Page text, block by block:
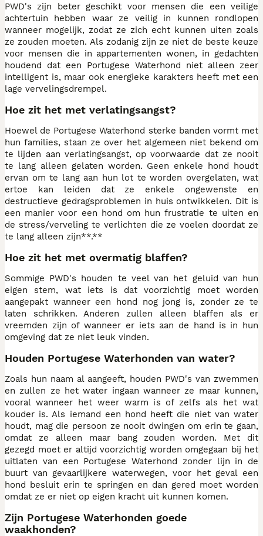
PWD's zijn beter geschikt voor mensen die een veilige
achtertuin hebben waar ze veilig in kunnen rondlopen
wanneer mogelijk, zodat ze zich echt kunnen uiten zoals
ze zouden moeten. Als zodanig zijn ze niet de beste keuze
voor mensen die in appartementen wonen, in gedachten
houdend dat een Portugese Waterhond niet alleen zeer
intelligent is, maar ook energieke karakters heeft met een
lage vervelingsdrempel.
Hoe zit het met verlatingsangst?
Hoewel de Portugese Waterhond sterke banden vormt met
hun families, staan ze over het algemeen niet bekend om
te lijden aan verlatingsangst, op voorwaarde dat ze nooit
te lang alleen gelaten worden. Geen enkele hond houdt
ervan om te lang aan hun lot te worden overgelaten, wat
ertoe kan leiden dat ze enkele ongewenste en
destructieve gedragsproblemen in huis ontwikkelen. Dit is
een manier voor een hond om hun frustratie te uiten en
de stress/verveling te verlichten die ze voelen doordat ze
te lang alleen zijn**.**
Hoe zit het met overmatig blaffen?
Sommige PWD's houden te veel van het geluid van hun
eigen stem, wat iets is dat voorzichtig moet worden
aangepakt wanneer een hond nog jong is, zonder ze te
laten schrikken. Anderen zullen alleen blaffen als er
vreemden zijn of wanneer er iets aan de hand is in hun
omgeving dat ze niet leuk vinden.
Houden Portugese Waterhonden van water?
Zoals hun naam al aangeeft, houden PWD's van zwemmen
en zullen ze het water ingaan wanneer ze maar kunnen,
vooral wanneer het weer warm is of zelfs als het wat
kouder is. Als iemand een hond heeft die niet van water
houdt, mag die persoon ze nooit dwingen om erin te gaan,
omdat ze alleen maar bang zouden worden. Met dit
gezegd moet er altijd voorzichtig worden omgegaan bij het
uitlaten van een Portugese Waterhond zonder lijn in de
buurt van gevaarlijkere waterwegen, voor het geval een
hond besluit erin te springen en dan gered moet worden
omdat ze er niet op eigen kracht uit kunnen komen.
Zijn Portugese Waterhonden goede
waakhonden?